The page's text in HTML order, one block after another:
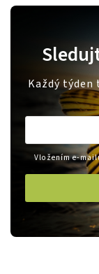
Každý týden
Vložením e-